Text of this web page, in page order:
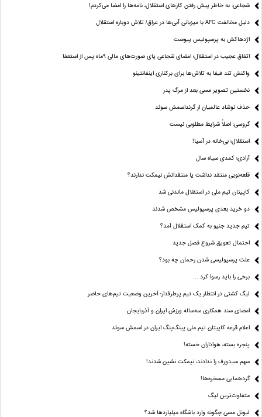
شجاعی: به خاطر پیش رفتن کارهای استقلال، نامه‌ها را امضا می‌کردم!
دلیل مخالفت AFC با میزبانی آبی‌ها در عراق/ تلاش دوباره استقلال
اژدهاکش به پرسپولیس پیوست
اتفاق عجیب در استقلال؛ امضای شجاعی پای صورت‌های مالی ٩ماه پس از استعفا
واکنش تند فیفا به تلاش‌ها برای برکناری اینفانتینو
نخستین تصویر مسی بعد از مرگ پدر
حذف نوشاد عالمیان از گرنداسمش سوئد
گروسی: اصلاً شرایط مطلوبی نیست
استقلال؛ بی‌خانه در آسیا!
آزادی؛ کمدی سیاه سال
قلعه‌نویی منتقد نداشت یا منتقدانش نیمکت ندارند؟
کاپیتان تیم ملی در استقلال ماندنی شد
دو خرید بعدی پرسپولیس مشخص شدند
تیم جدید جنپو به کمک استقلال آمد؟
احتمال تعویق شروع فصل جدید
علت پرسپولیسی شدن رحمان چه بود؟
برخی را باید رسوا کرد …
لیگ کشتی در انتظار یک تیم پرطرفدار؛ آخرین وضعیت تیم‌های حاضر
امضای سند همکاری سه‌ساله ورزش ایران و آذربایجان
اعلام قرعه کاپیتان تیم ملی پینگ‌پنگ ایران در اسمش سوئد
پنجره بسته، هواداران خسته!
سهم سیدورف را ندادند، نیمکت نشین شدند!
گردهمایی مسخره‌ها!
متفاوت‌ترین لیگ
لیونل مسی چگونه وارد باشگاه میلیاردها شد؟